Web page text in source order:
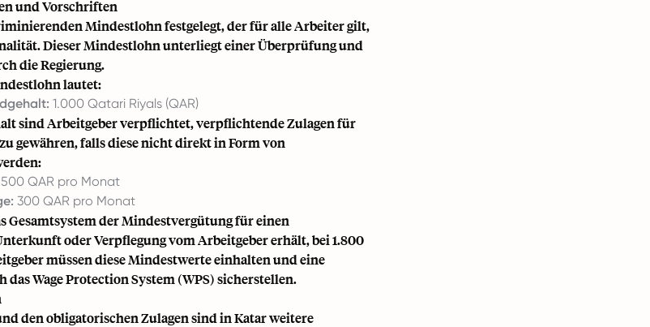
und Vorschriften
Mindestlohn festgelegt, der für alle Arbeiter gilt,
Dieser Mindestlohn unterliegt einer Überprüfung und
die Regierung.
lautet:
1.000 Qatari Riyals (QAR)
sind Arbeitgeber verpflichtet, verpflichtende Zulagen für
gewähren, falls diese nicht direkt in Form von
500 QAR pro Monat
300 QAR pro Monat
Gesamtsystem der Mindestvergütung für einen
oder Verpflegung vom Arbeitgeber erhält, bei 1.800
müssen diese Mindestwerte einhalten und eine
Wage Protection System (WPS) sicherstellen.
den obligatorischen Zulagen sind in Katar weitere